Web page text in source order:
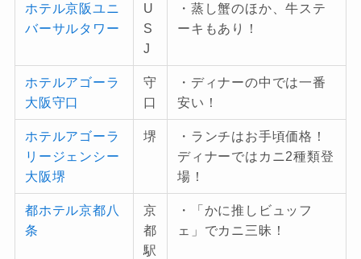
ホテル京阪ユニ
バーサルタワー
U
S
J
・蒸し蟹のほか、牛ステ
ーキもあり！
ホテルアゴーラ
大阪守口
守
口
・ディナーの中では一番
安い！
ホテルアゴーラ
リージェンシー
大阪堺
堺
・ランチはお手頃価格！
ディナーではカニ2種類登
場！
都ホテル京都八
条
京
都
駅
・「かに推しビュッフ
ェ」でカニ三昧！